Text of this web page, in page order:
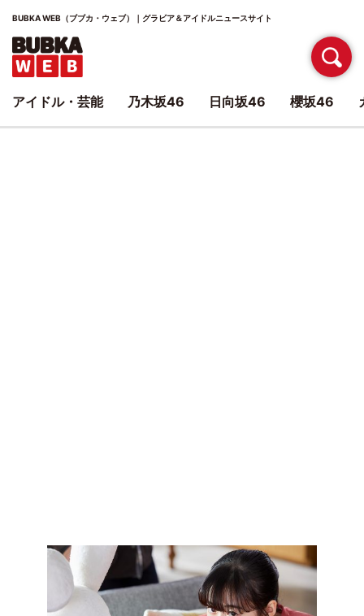
BUBKA WEB（ブブカ・ウェブ）｜グラビア＆アイドルニュースサイト
アイドル・芸能 乃木坂46 日向坂46 櫻坂46